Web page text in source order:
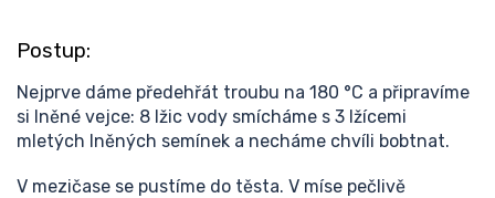
Postup:
Nejprve dáme předehřát troubu na 180 °C a připravíme
si lněné vejce: 8 lžic vody smícháme s 3 lžícemi
mletých lněných semínek a necháme chvíli bobtnat.
V mezičase se pustíme do těsta. V míse pečlivě